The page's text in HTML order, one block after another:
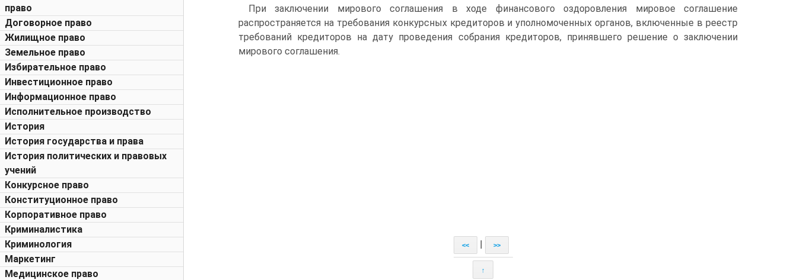
право
Договорное право
Жилищное право
Земельное право
Избирательное право
Инвестиционное право
Информационное право
Исполнительное производство
История
История государства и права
История политических и правовых
учений
Конкурсное право
Конституционное право
Корпоративное право
Криминалистика
Криминология
Маркетинг
Медицинское право
При заключении мирового соглашения в ходе финансового оздоровления мировое соглашение
распространяется на требования конкурсных кредиторов и уполномоченных органов, включенные в реестр
требований кредиторов на дату проведения собрания кредиторов, принявшего решение о заключении
мирового соглашения.
<< >>
↑